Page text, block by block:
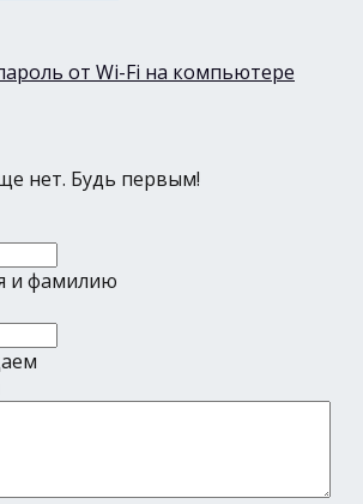
от Wi-Fi на компьютере
нет. Будь первым!
и фамилию